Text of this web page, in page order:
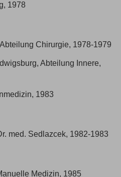
1978
Chirurgie, 1978-1979
Abteilung Innere,
1983
med. Sedlazcek, 1982-1983
Medizin, 1985